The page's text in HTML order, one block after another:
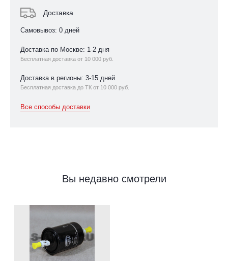
Доставка
Самовывоз: 0 дней
Доставка по Москве: 1-2 дня
Бесплатная доставка от 10 000 руб.
Доставка в регионы: 3-15 дней
Бесплатная доставка до ТК от 10 000 руб.
Все способы доставки
Вы недавно смотрели